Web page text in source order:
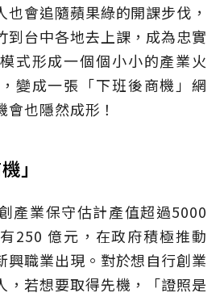
會追隨蘋果綠的開課步伐，
到台中各地去上課，成為忠實
式形成一個個小小的產業火
變成一張「下班後商機」網
也隱然成形！
」
產業保守估計產值超過5000
250 億元，在政府積極推動
興職業出現。對於想自行創業
，若想要取得先機，「證照是